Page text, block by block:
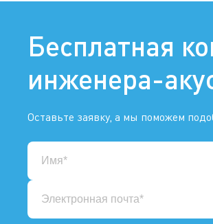
Бесплатная
инженера-
Оставьте заявку, а мы поможем